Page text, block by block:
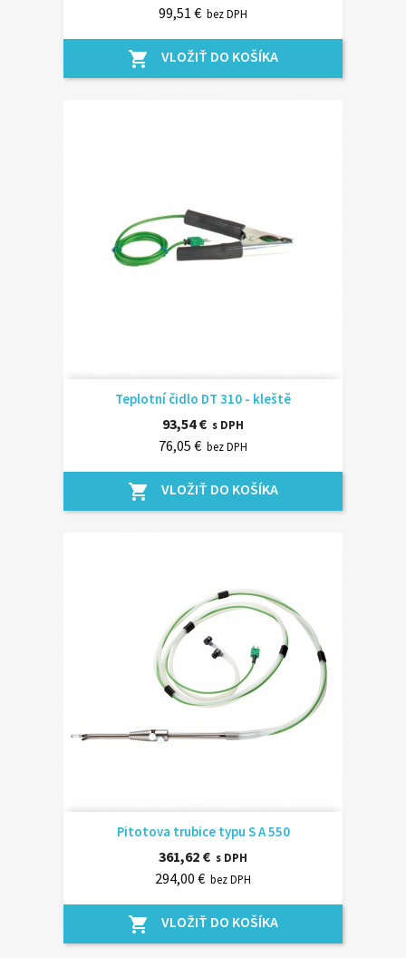
99,51 € bez DPH
shopping_cart VLOŽIŤ DO KOŠÍKA
Teplotní čidlo DT 310 - kleště
93,54 € s DPH
76,05 € bez DPH
shopping_cart VLOŽIŤ DO KOŠÍKA
Pitotova trubice typu S A 550
361,62 € s DPH
294,00 € bez DPH
shopping_cart VLOŽIŤ DO KOŠÍKA